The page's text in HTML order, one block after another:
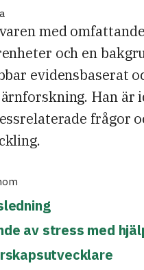
med omfattande
och en
evidensbaserat
Han är
frågor
av stress med